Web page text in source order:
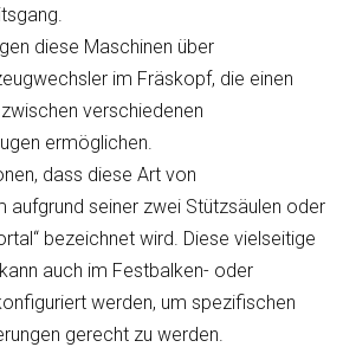
diese Maschinen über
im Fräskopf, die einen
verschiedenen
ermöglichen.
dass diese Art von
aufgrund seiner zwei Stützsäulen oder
bezeichnet wird. Diese vielseitige
auch im Festbalken- oder
werden, um spezifischen
gerecht zu werden.